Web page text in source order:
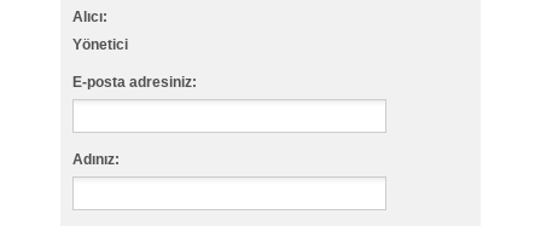
Alıcı:
Yönetici
E-posta adresiniz:
Adınız: